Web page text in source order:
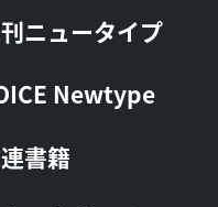
ニュータイプ
Newtype
書籍